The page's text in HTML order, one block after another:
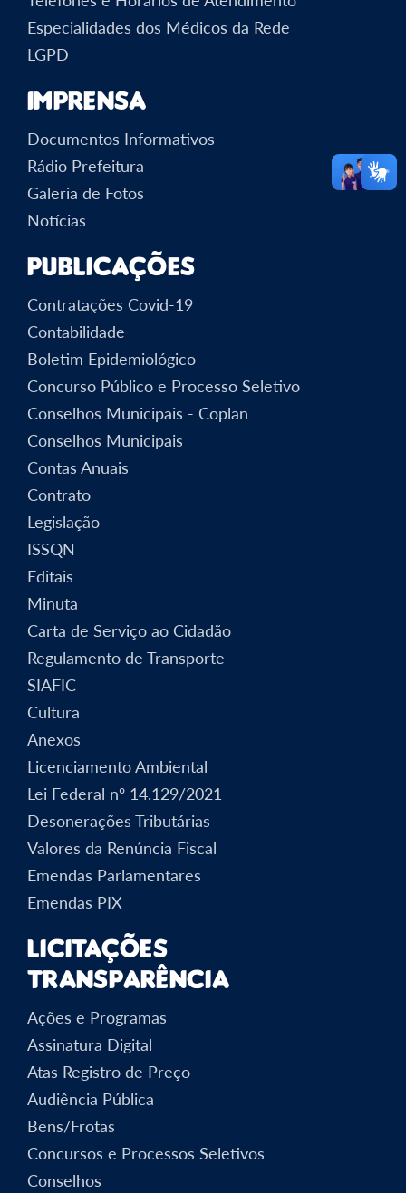
Especialidades dos Médicos da Rede
LGPD
Imprensa
Documentos Informativos
Rádio Prefeitura
Galeria de Fotos
Notícias
Publicações
Contratações Covid-19
Contabilidade
Boletim Epidemiológico
Concurso Público e Processo Seletivo
Conselhos Municipais - Coplan
Conselhos Municipais
Contas Anuais
Contrato
Legislação
ISSQN
Editais
Minuta
Carta de Serviço ao Cidadão
Regulamento de Transporte
SIAFIC
Cultura
Anexos
Licenciamento Ambiental
Lei Federal nº 14.129/2021
Desonerações Tributárias
Valores da Renúncia Fiscal
Emendas Parlamentares
Emendas PIX
Licitações
Transparência
Ações e Programas
Assinatura Digital
Atas Registro de Preço
Audiência Pública
Bens/Frotas
Concursos e Processos Seletivos
Conselhos